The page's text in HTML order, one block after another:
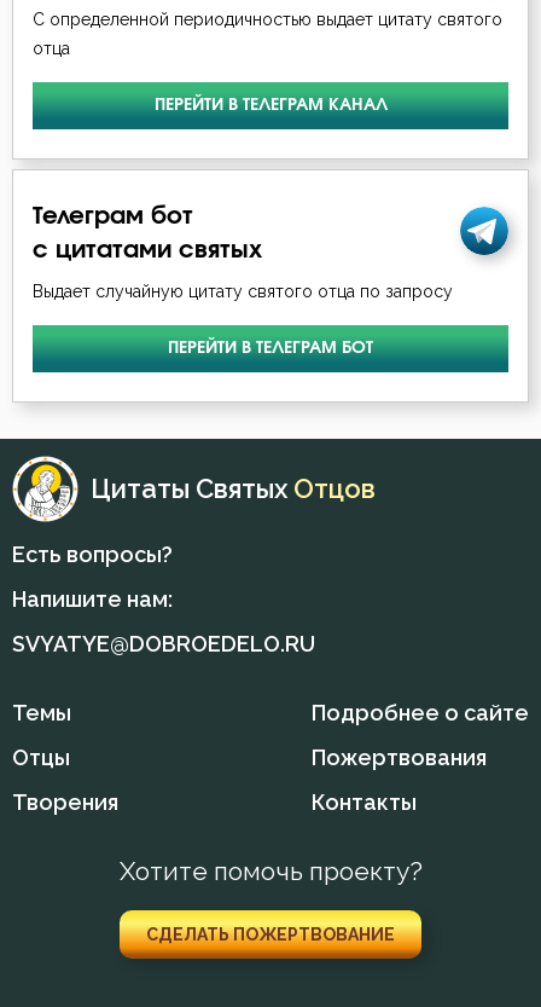
Заповеди
Зло
Исправление
Истина
Клятва
Крестное знамение
Крещение
Ложь
Любовь Божия
Милостыня
С определенной периодичностью выдает цитату святого
отца
ПЕРЕЙТИ В ТЕЛЕГРАМ КАНАЛ
Телеграм бот
с цитатами святых
Выдает случайную цитату святого отца по запросу
ПЕРЕЙТИ В ТЕЛЕГРАМ БОТ
Цитаты Святых Отцов
Есть вопросы?
Напишите нам:
SVYATYE@DOBROEDELO.RU
Темы
Отцы
Творения
Подробнее о сайте
Пожертвования
Контакты
Хотите помочь проекту?
СДЕЛАТЬ ПОЖЕРТВОВАНИЕ